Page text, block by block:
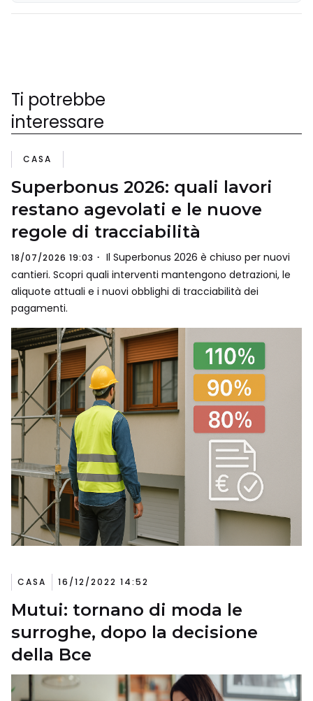
Ti potrebbe
interessare
CASA
Superbonus 2026: quali lavori
restano agevolati e le nuove
regole di tracciabilità
18/07/2026 19:03
Il Superbonus 2026 è chiuso per nuovi
cantieri. Scopri quali interventi mantengono detrazioni, le
aliquote attuali e i nuovi obblighi di tracciabilità dei
pagamenti.
CASA 16/12/2022 14:52
Mutui: tornano di moda le
surroghe, dopo la decisione
della Bce